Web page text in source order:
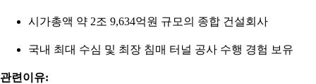
시가총액 약 2조 9,634억원 규모의 종합 건설회사
국내 최대 수심 및 최장 침매 터널 공사 수행 경험 보유
관련이유: